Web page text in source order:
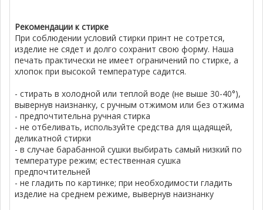
Рекомендации к стирке
При соблюдении условий стирки принт не сотрется,
изделие не сядет и долго сохранит свою форму. Наша
печать практически не имеет ограничений по стирке, а
хлопок при высокой температуре садится.
- стирать в холодной или теплой воде (не выше 30-40°),
вывернув наизнанку, с ручным отжимом или без отжима
- предпочтительна ручная стирка
- не отбеливать, используйте средства для щадящей,
деликатной стирки
- в случае барабанной сушки выбирать самый низкий по
температуре режим; естественная сушка
предпочтительней
- не гладить по картинке; при необходимости гладить
изделие на среднем режиме, вывернув наизнанку